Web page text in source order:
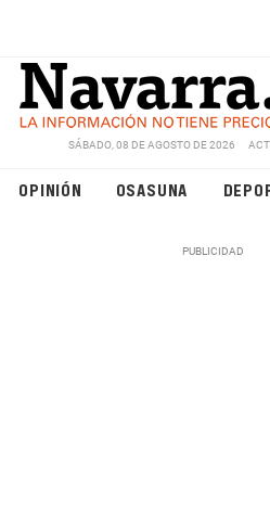
SÁBADO, 08 DE AGOSTO DE 2026
OPINIÓN OSASUNA